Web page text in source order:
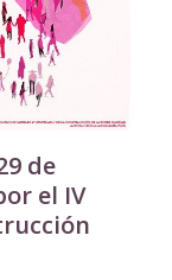
de
el IV